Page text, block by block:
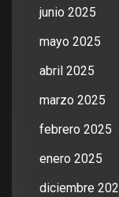
junio 2025
mayo 2025
abril 2025
marzo 2025
febrero 2025
enero 2025
diciembre